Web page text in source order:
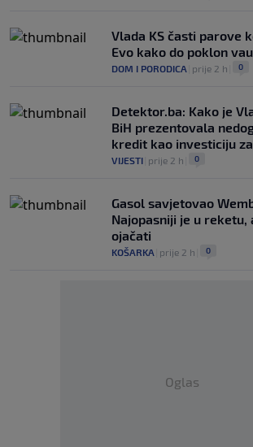
Vlada KS časti parove
Evo kako do poklon
DOM I PORODICA prije 2 h 0
Detektor.ba: Kako je
BiH prezentovala
kredit kao investiciju
VIJESTI prije 2 h 0
Gasol savjetovao
Najopasniji je u
ojačati
KOŠARKA prije 2 h 0
Oglas